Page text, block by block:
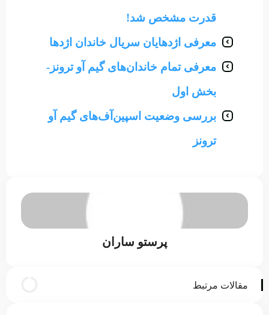
قدرت مشخص شد!
معرفی اژدهایان سریال خاندان اژدها
معرفی تمام خاندان‌های گیم آو ترونز-
بخش اول
بررسی وضعیت اسپین‌آف‌های گیم آو
ترونز
پرستو ساران
مقالات مرتبط